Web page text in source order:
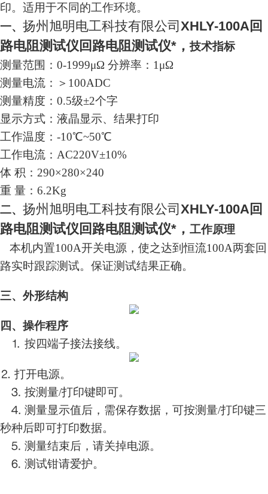
印。适用于不同的工作环境。
一、 扬州旭明电工科技有限公司 XHLY-100A回
路电阻测试仪回路电阻测试仪* ，技术指标
测量范围： 0-1999μΩ 分辨率：1μΩ
测量电流：＞ 100ADC
测量精度： 0.5级±2个字
显示方式：液晶显示、结果打印
工作温度： -10℃~50℃
工作电流： AC220V±10%
体 积：290×280×240
重 量：6.2Kg
二、 扬州旭明电工科技有限公司 XHLY-100A回
路电阻测试仪回路电阻测试仪* ， 工作原理
本机内置100A开关电源，使之达到恒流100A两套回
路实时跟踪测试。保证测试结果正确。
三、外形结构
四、操作程序
⒈ 按四端子接法接线。
⒉ 打开电源。
⒊ 按测量/打印键即可。
⒋ 测量显示值后，需保存数据，可按测量/打印键三
秒种后即可打印数据。
⒌ 测量结束后，请关掉电源。
⒍ 测试钳请爱护。